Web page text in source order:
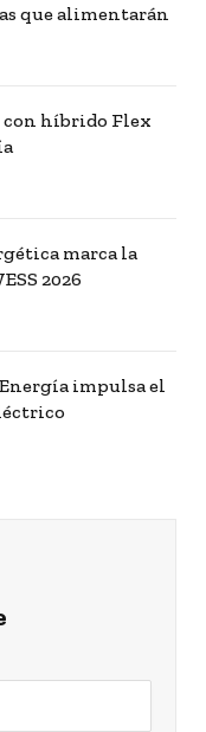
que alimentarán
con híbrido Flex
marca la
2026
impulsa el